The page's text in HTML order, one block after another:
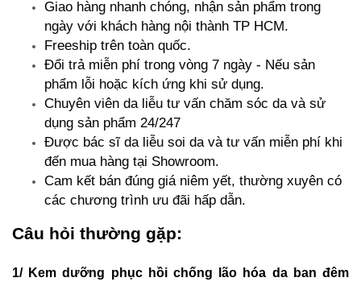
Giao hàng nhanh chóng, nhận sản phẩm trong
ngày với khách hàng nội thành TP HCM.
Freeship trên toàn quốc.
Đổi trả miễn phí trong vòng 7 ngày - Nếu sản
phẩm lỗi hoặc kích ứng khi sử dụng.
Chuyên viên da liễu tư vấn chăm sóc da và sử
dụng sản phẩm 24/247
Được bác sĩ da liễu soi da và tư vấn miễn phí khi
đến mua hàng tại Showroom.
Cam kết bán đúng giá niêm yết, thường xuyên có
các chương trình ưu đãi hấp dẫn.
Câu hỏi thường gặp:
1/ Kem dưỡng phục hồi chống lão hóa da ban đêm